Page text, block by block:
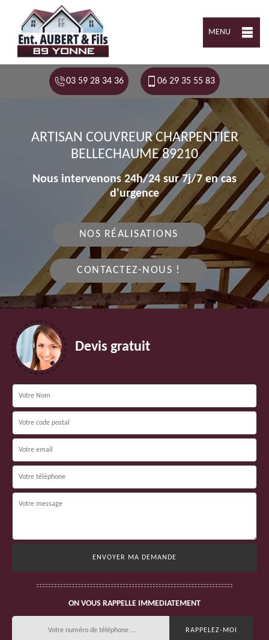
MENU
03 59 28 34 36 06 29 35 55 83
ARTISAN COUVREUR CHARPENTIER
BELLECHAUME 89210
Nous intervenons 24h/24 sur 7j/7 en cas
d'urgence
NOS RÉALISATIONS
CONTACTEZ-NOUS !
Devis gratuit
ON VOUS RAPPELLE IMMEDIATEMENT